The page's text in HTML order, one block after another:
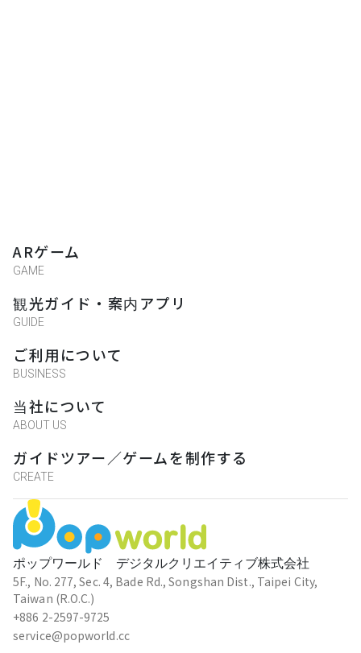
ポップワールド デジタルクリエイティブ株式会社
5F., No. 277, Sec. 4, Bade Rd., Songshan Dist., Taipei City,
Taiwan (R.O.C.)
+886 2-2597-9725
service@popworld.cc
ARゲーム
GAME
観光ガイド・案内アプリ
GUIDE
ご利用について
BUSINESS
当社について
ABOUT US
ガイドツアー／ゲームを制作する
CREATE